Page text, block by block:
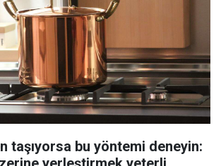
taşıyorsa bu yöntemi deneyin: